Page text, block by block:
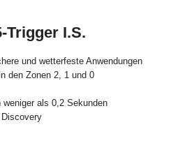
Trigger I.S.
und wetterfeste Anwendungen
den Zonen 2, 1 und 0
als 0,2 Sekunden